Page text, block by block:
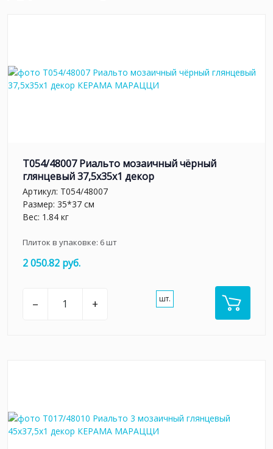
T054/48007 Риальто мозаичный чёрный
глянцевый 37,5x35x1 декор
Артикул: T054/48007
Размер: 35*37 см
Вес: 1.84 кг
Плиток в упаковке: 6шт
2 050.82 руб.
– + шт.